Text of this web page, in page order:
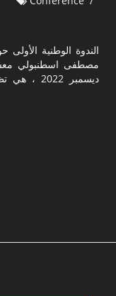
الندوة الوطنية
ديسمبر